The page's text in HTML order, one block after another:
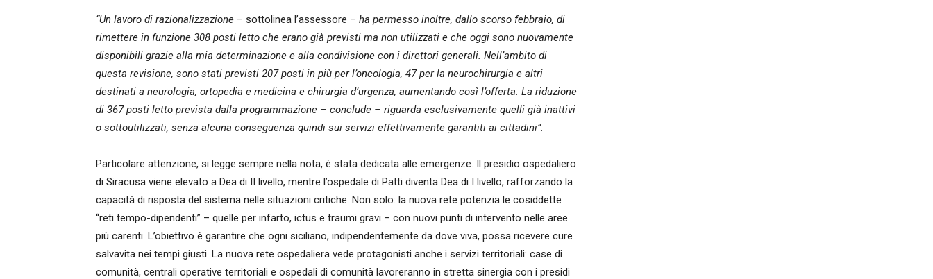
“Un lavoro di razionalizzazione – sottolinea l’assessore – ha permesso inoltre, dallo scorso febbraio, di
rimettere in funzione 308 posti letto che erano già previsti ma non utilizzati e che oggi sono nuovamente
disponibili grazie alla mia determinazione e alla condivisione con i direttori generali. Nell’ambito di
questa revisione, sono stati previsti 207 posti in più per l’oncologia, 47 per la neurochirurgia e altri
destinati a neurologia, ortopedia e medicina e chirurgia d’urgenza, aumentando così l’offerta. La riduzione
di 367 posti letto prevista dalla programmazione – conclude – riguarda esclusivamente quelli già inattivi
o sottoutilizzati, senza alcuna conseguenza quindi sui servizi effettivamente garantiti ai cittadini”.
Particolare attenzione, si legge sempre nella nota, è stata dedicata alle emergenze. Il presidio ospedaliero
di Siracusa viene elevato a Dea di II livello, mentre l’ospedale di Patti diventa Dea di I livello, rafforzando la
capacità di risposta del sistema nelle situazioni critiche. Non solo: la nuova rete potenzia le cosiddette
“reti tempo-dipendenti” – quelle per infarto, ictus e traumi gravi – con nuovi punti di intervento nelle aree
più carenti. L’obiettivo è garantire che ogni siciliano, indipendentemente da dove viva, possa ricevere cure
salvavita nei tempi giusti. La nuova rete ospedaliera vede protagonisti anche i servizi territoriali: case di
comunità, centrali operative territoriali e ospedali di comunità lavoreranno in stretta sinergia con i presidi